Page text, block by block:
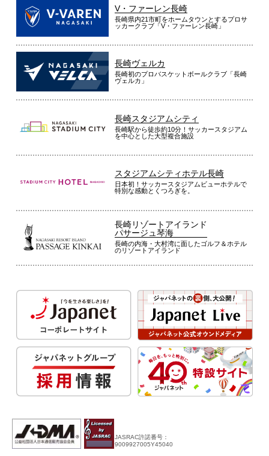
V・ファーレン長崎
長崎県内21市町をホームタウンとするプロサ
ッカークラブ「V・ファーレン長崎」
長崎ヴェルカ
長崎初のプロバスケットボールクラブ「長崎
ヴェルカ」
長崎スタジアムシティ
長崎駅から徒歩約10分！サッカースタジアム
を中心とした大型複合施設
スタジアムシティホテル長崎
日本初！サッカースタジアムビューホテルで
特別な感動とくつろぎを。
長崎リゾートアイランド
パサージュ琴海
長崎の内海・大村湾に面したゴルフ＆ホテル
のリゾートアイランド
JASRAC許諾番号：
9009927005Y45040